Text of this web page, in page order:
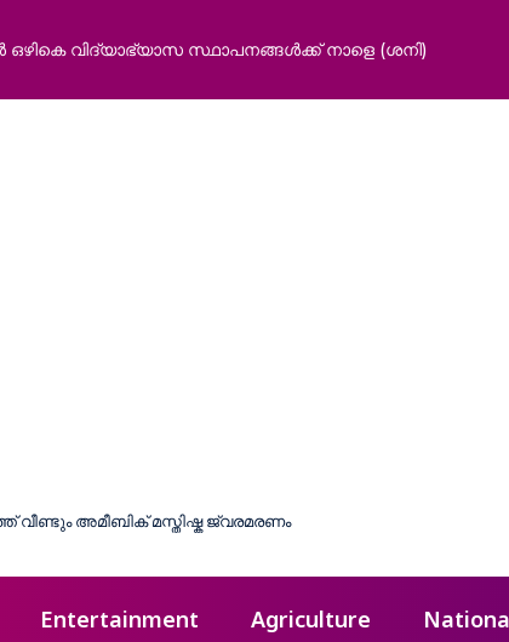
‘ഭർത്താവിന്റെ കുടുംബത്തിനൊപ്പം താമസിക്കാനാകില്ല;
Entertainment Agriculture